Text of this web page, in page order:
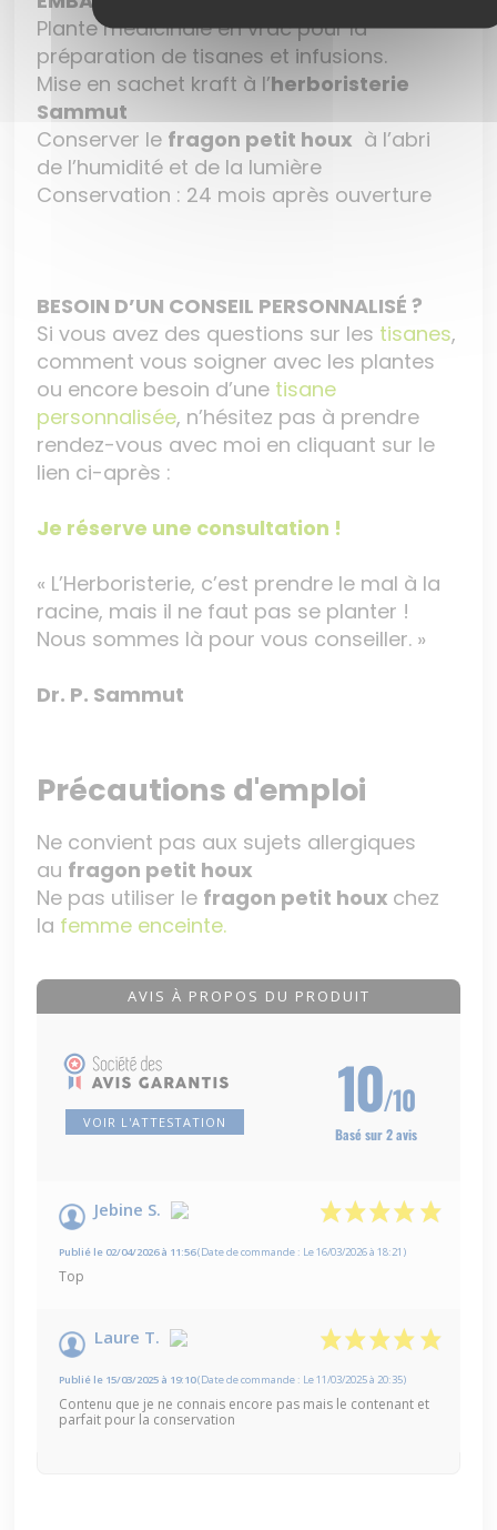
Plante médicinale en vrac pour la
préparation de tisanes et infusions.
Mise en sachet kraft à l’herboristerie
Sammut
Conserver le fragon petit houx à l’abri
de l’humidité et de la lumière
Conservation : 24 mois après ouverture
BESOIN D’UN CONSEIL PERSONNALISÉ ?
Si vous avez des questions sur les tisanes,
comment vous soigner avec les plantes
ou encore besoin d’une tisane
personnalisée, n’hésitez pas à prendre
rendez-vous avec moi en cliquant sur le
lien ci-après :
Je réserve une consultation !
« L’Herboristerie, c’est prendre le mal à la
racine, mais il ne faut pas se planter !
Nous sommes là pour vous conseiller. »
Dr. P. Sammut
Précautions d'emploi
Ne convient pas aux sujets allergiques
au fragon petit houx
Ne pas utiliser le fragon petit houx chez
la femme enceinte.
AVIS À PROPOS DU PRODUIT
VOIR L'ATTESTATION 10/10
Basé sur 2 avis
Jebine S.
Publié le 02/04/2026 à 11:56(Date de commande : Le 16/03/2026 à 18:21)
Top
Laure T.
Publié le 15/03/2025 à 19:10(Date de commande : Le 11/03/2025 à 20:35)
Contenu que je ne connais encore pas mais le contenant et
parfait pour la conservation